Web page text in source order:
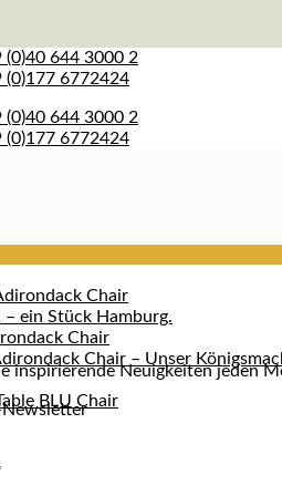
(0)40 644 3000 2
(0)177 6772424
(0)40 644 3000 2
(0)177 6772424
inspirierende Neuigkeiten jeden
Newsletter
Chair
ein Stück Hamburg.
Chair
Chair – Unser
BLU Chair